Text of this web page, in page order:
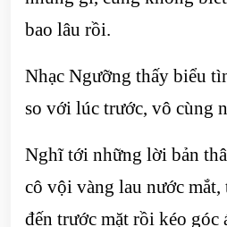
bao lâu rồi.
Nhạc Ngưỡng thấy biểu
so với lúc trước, vô cùng
Nghĩ tới những lời bản
cô vội vàng lau nước
đến trước mặt rồi kéo góc